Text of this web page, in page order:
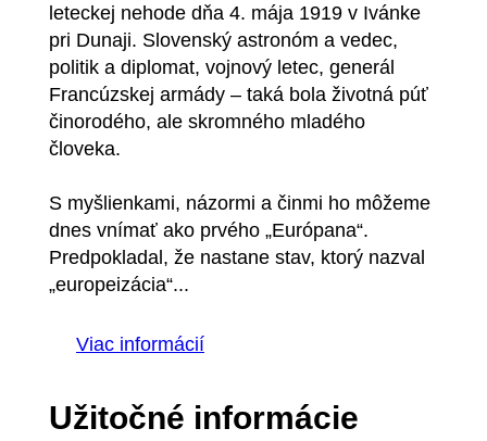
leteckej nehode dňa 4. mája 1919 v Ivánke
pri Dunaji. Slovenský astronóm a vedec,
politik a diplomat, vojnový letec, generál
Francúzskej armády – taká bola životná púť
činorodého, ale skromného mladého
človeka.
S myšlienkami, názormi a činmi ho môžeme
dnes vnímať ako prvého „Európana“.
Predpokladal, že nastane stav, ktorý nazval
„europeizácia“...
Viac informácií
Užitočné informácie